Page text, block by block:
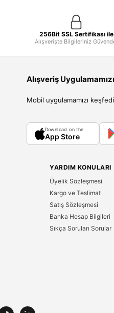
256Bit SSL Sertifikası ile
Alışverişte Bilgileriniz
Alışveriş
Mobil uygulamamızı
Download on the
App Store
YARDIM KONULARI
Üyelik Sözleşmesi
Kargo ve Teslimat
Satış Sözleşmesi
Banka Hesap Bilgileri
Sıkça Sorulan Sorular